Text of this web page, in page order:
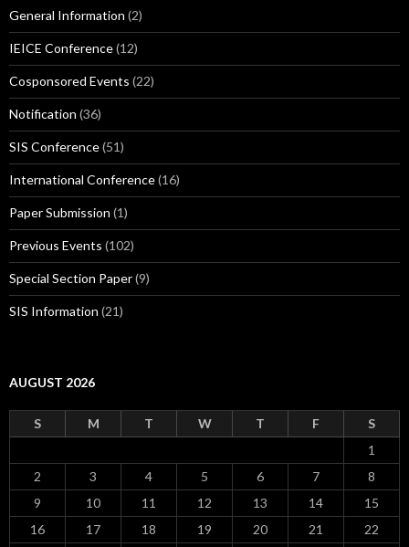
General Information (2)
IEICE Conference(12)
Cosponsored Events (22)
Notification (36)
SIS Conference(51)
International Conference(16)
Paper Submission (1)
Previous Events (102)
Special Section Paper(9)
SIS Information (21)
AUGUST 2026
S M T W T F
S
1
2
3 4 5 6 7
8
9
10 11 12 13 14
15
16
17 18 19 20 21
22